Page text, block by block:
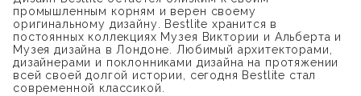
промышленным корням и верен своему
оригинальному дизайну. Bestlite хранится в
постоянных коллекциях Музея Виктории и Альберта и
Музея дизайна в Лондоне. Любимый архитекторами,
дизайнерами и поклонниками дизайна на протяжении
всей своей долгой истории, сегодня Bestlite стал
современной классикой.